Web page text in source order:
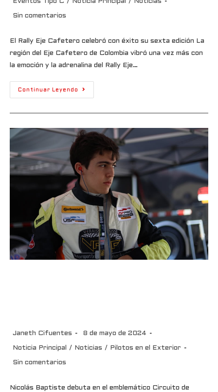
Sin comentarios
El Rally Eje Cafetero celebró con éxito su sexta edición La
región del Eje Cafetero de Colombia vibró una vez más con
la emoción y la adrenalina del Rally Eje…
Continuar Leyendo
Janeth Cifuentes 8 de mayo de 2024
Noticia Principal / Noticias / Pilotos en el Exterior
Sin comentarios
Nicolás Baptiste debuta en el emblemático Circuito de